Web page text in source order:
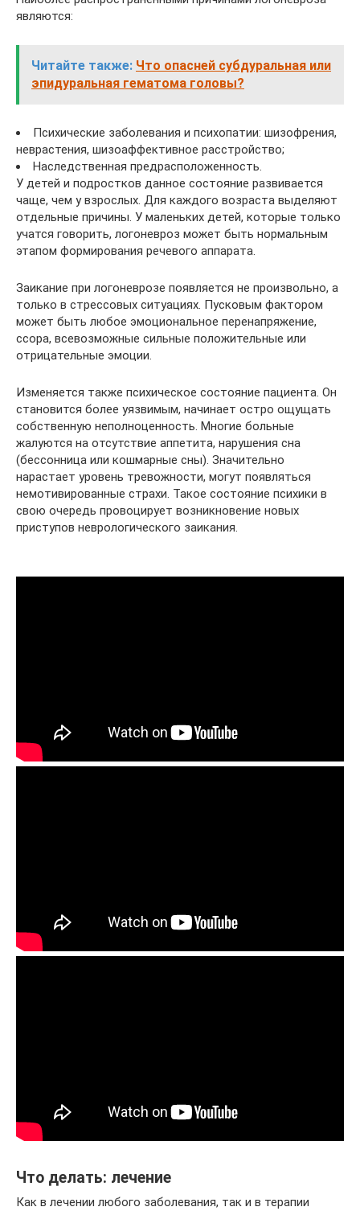
являются:
Читайте также: Что опасней субдуральная или
эпидуральная гематома головы?
Психические заболевания и психопатии: шизофрения,
неврастения, шизоаффективное расстройство;
Наследственная предрасположенность.
У детей и подростков данное состояние развивается
чаще, чем у взрослых. Для каждого возраста выделяют
отдельные причины. У маленьких детей, которые только
учатся говорить, логоневроз может быть нормальным
этапом формирования речевого аппарата.
Заикание при логоневрозе появляется не произвольно, а
только в стрессовых ситуациях. Пусковым фактором
может быть любое эмоциональное перенапряжение,
ссора, всевозможные сильные положительные или
отрицательные эмоции.
Изменяется также психическое состояние пациента. Он
становится более уязвимым, начинает остро ощущать
собственную неполноценность. Многие больные
жалуются на отсутствие аппетита, нарушения сна
(бессонница или кошмарные сны). Значительно
нарастает уровень тревожности, могут появляться
немотивированные страхи. Такое состояние психики в
свою очередь провоцирует возникновение новых
приступов неврологического заикания.
Что делать: лечение
Как в лечении любого заболевания, так и в терапии